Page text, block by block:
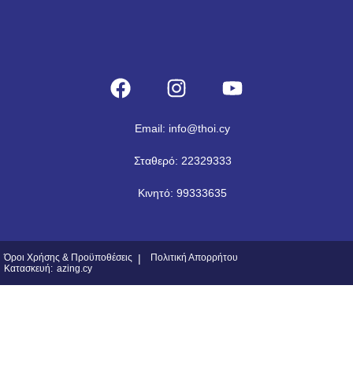
Email: info@thoi.cy
Σταθερό: 22329333
Κινητό: 99333635
Όροι Χρήσης & Προϋποθέσεις |
Πολιτική Απορρήτου
Κατασκευή: azing.cy